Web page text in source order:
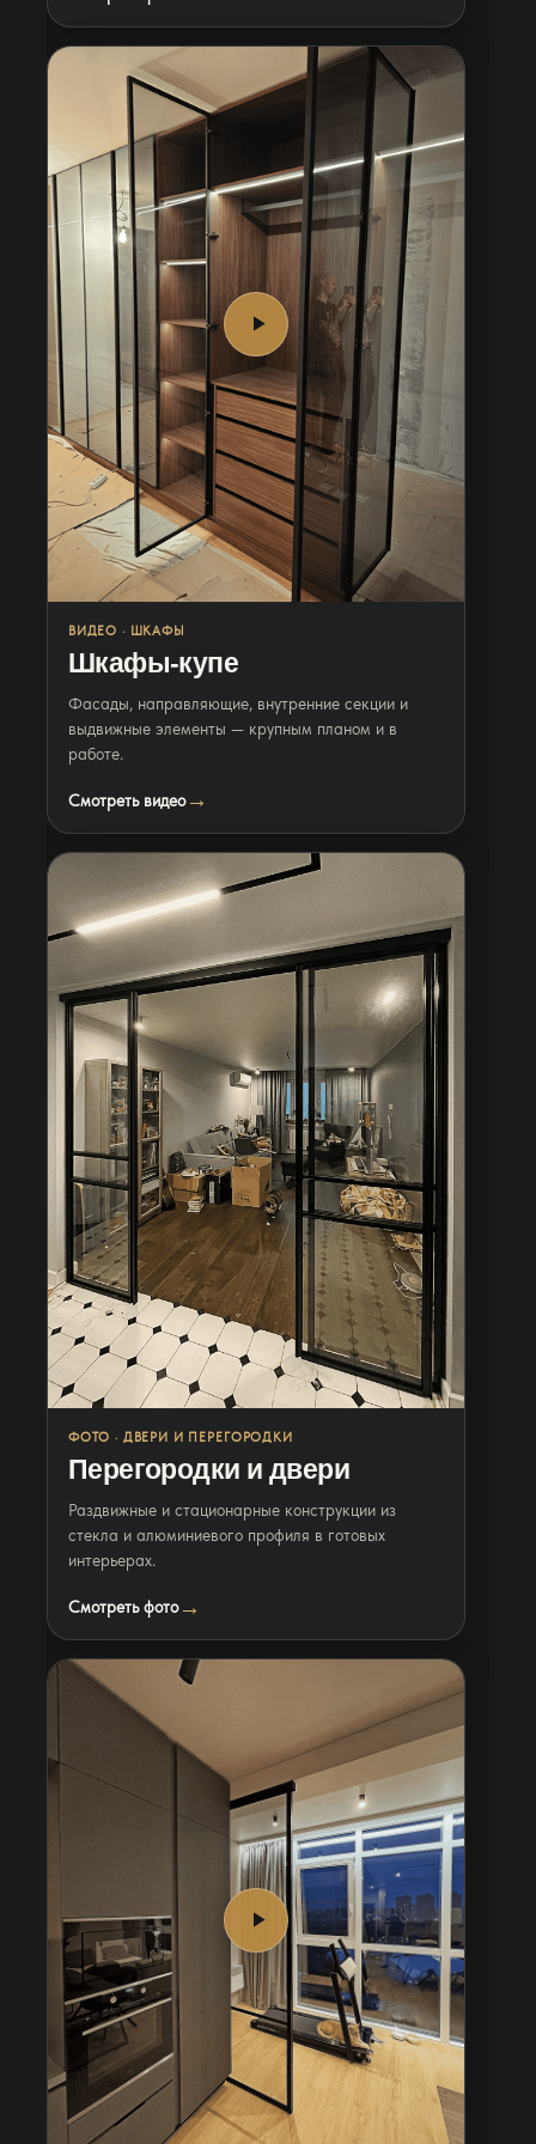
ВИДЕО · ШКАФЫ
Шкафы-купе
Фасады, направляющие, внутренние секции и
выдвижные элементы — крупным планом и в
работе.
Смотреть видео
ФОТО · ДВЕРИ И ПЕРЕГОРОДКИ
Перегородки и двери
Раздвижные и стационарные конструкции из
стекла и алюминиевого профиля в готовых
интерьерах.
Смотреть фото